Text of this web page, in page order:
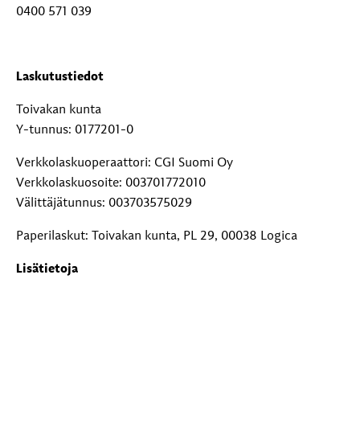
0400 571 039
Laskutustiedot
Toivakan kunta
Y-tunnus: 0177201-0
Verkkolaskuoperaattori: CGI Suomi Oy
Verkkolaskuosoite: 003701772010
Välittäjätunnus: 003703575029
Paperilaskut: Toivakan kunta, PL 29, 00038 Logica
Lisätietoja